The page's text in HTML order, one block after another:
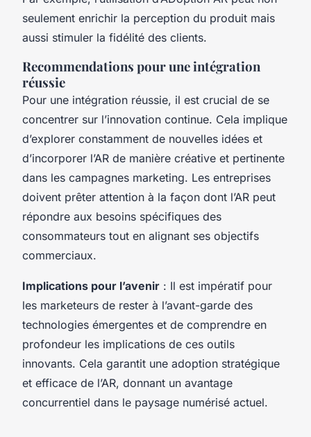
seulement enrichir la perception du produit mais
aussi stimuler la fidélité des clients.
Recommendations pour une intégration
réussie
Pour une intégration réussie, il est crucial de se
concentrer sur l’innovation continue. Cela implique
d’explorer constamment de nouvelles idées et
d’incorporer l’AR de manière créative et pertinente
dans les campagnes marketing. Les entreprises
doivent prêter attention à la façon dont l’AR peut
répondre aux besoins spécifiques des
consommateurs tout en alignant ses objectifs
commerciaux.
Implications pour l’avenir : Il est impératif pour
les marketeurs de rester à l’avant-garde des
technologies émergentes et de comprendre en
profondeur les implications de ces outils
innovants. Cela garantit une adoption stratégique
et efficace de l’AR, donnant un avantage
concurrentiel dans le paysage numérisé actuel.